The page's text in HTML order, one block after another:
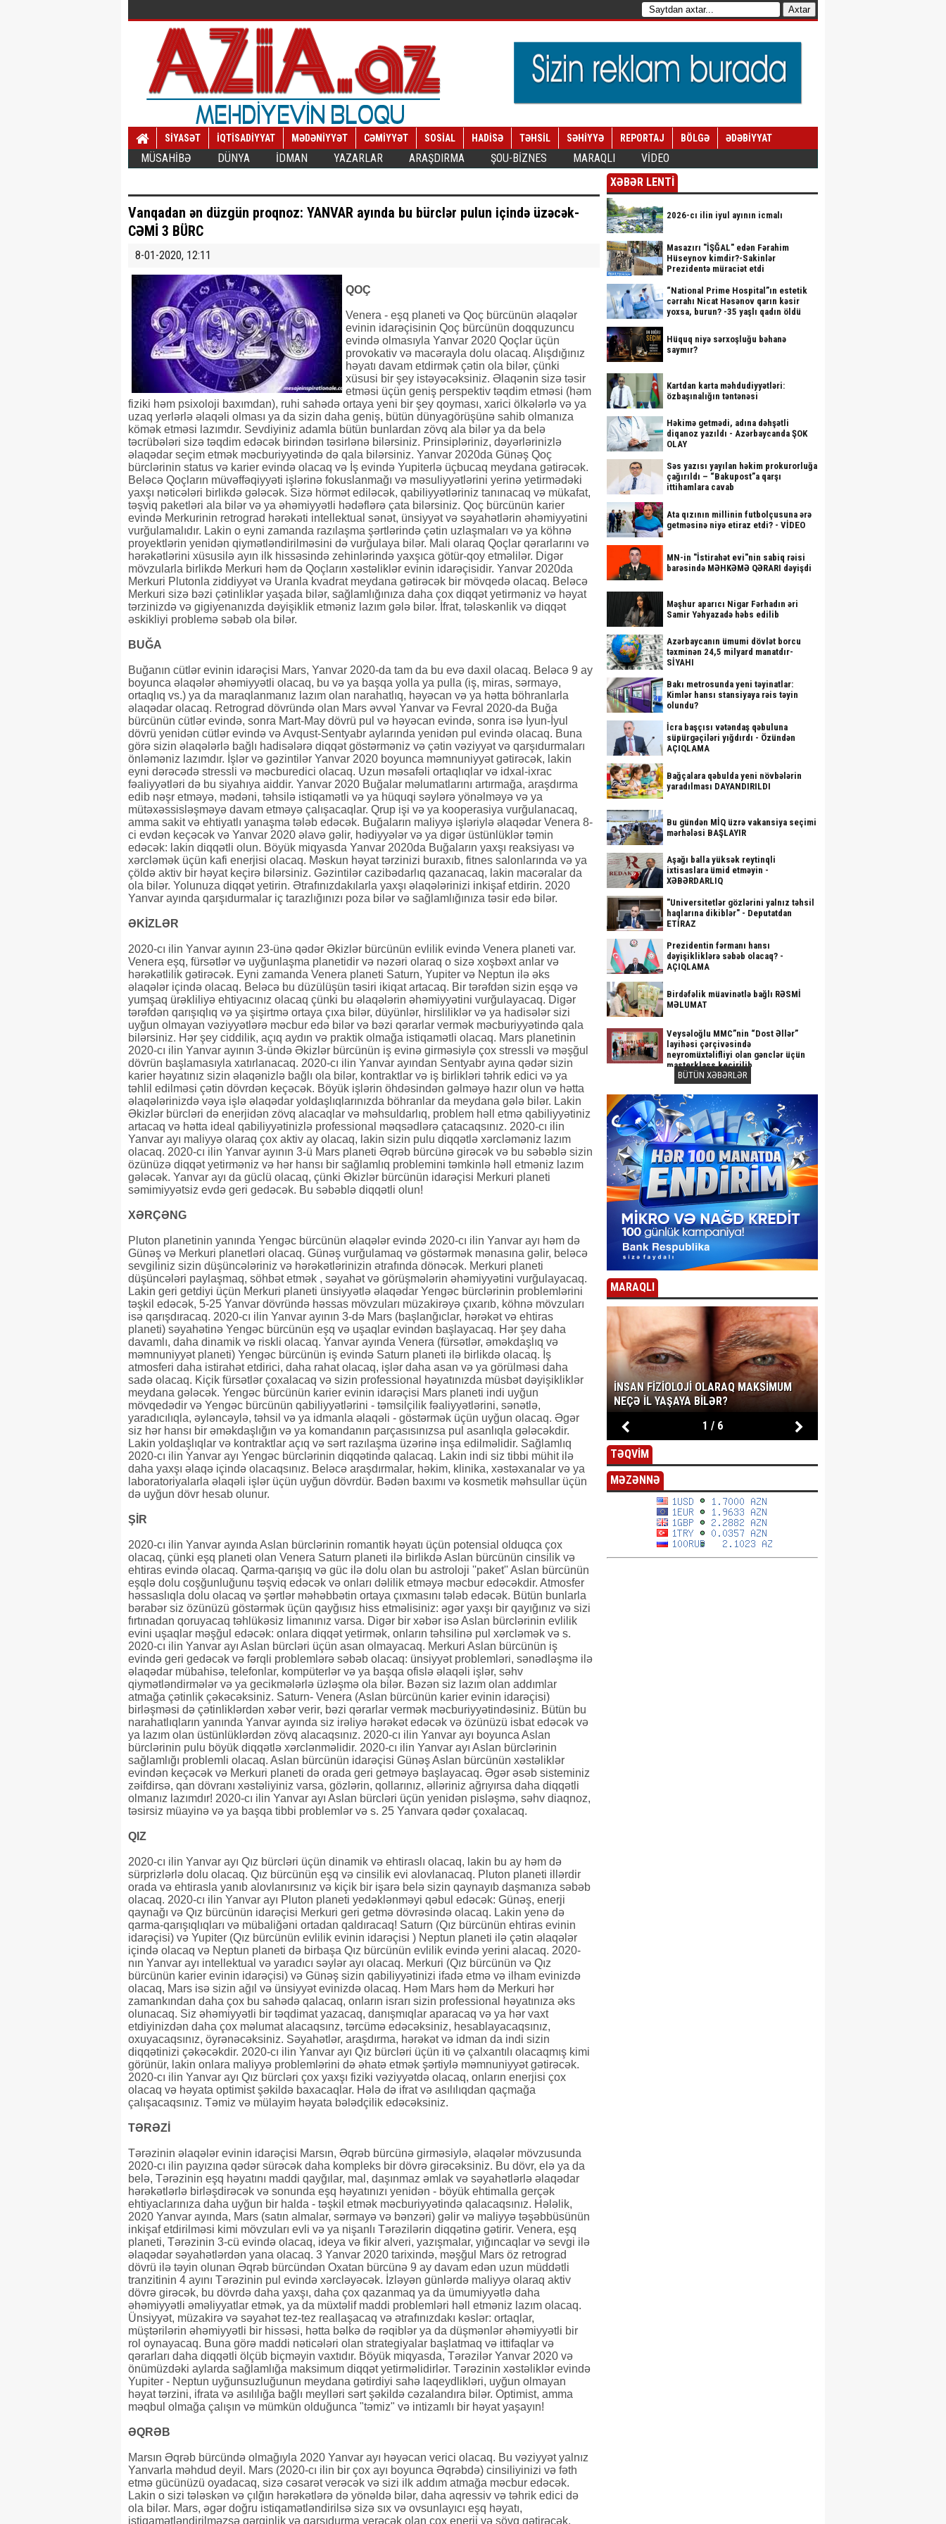
SİYASƏT İQTİSADİYYAT MƏDƏNİYYƏT CƏMİYYƏT SOSİAL HADİSƏ TƏHSİL SƏHİYYƏ REPORTAJ BÖLGƏ ƏDƏBİYYAT
MÜSAHİBƏ DÜNYA İDMAN YAZARLAR ARAŞDIRMA ŞOU-BİZNES MARAQLI VİDEO
Vanqadan ən düzgün proqnoz: YANVAR ayında bu bürclər pulun içində üzəcək-
CƏMİ 3 BÜRC
8-01-2020, 12:11
QOÇ
Venera - eşq planeti və Qoç bürcünün əlaqələr
evinin idarəçisinin Qoç bürcünün doqquzuncu
evində olmasıyla Yanvar 2020 Qoçlar üçün
provokativ və macərayla dolu olacaq. Alışdığınız
həyatı davam etdirmək çətin ola bilər, çünki
xüsusi bir şey istəyəcəksiniz. Əlaqənin sizə təsir
etməsi üçün geniş perspektiv təqdim etməsi (həm
fiziki həm psixoloji baxımdan), ruhi sahədə ortaya yeni bir şey qoyması, xarici ölkələrlə və ya
uzaq yerlərlə əlaqəli olması ya da sizin daha geniş, bütün dünyagörüşünə sahib olmanıza
kömək etməsi lazımdır. Sevdiyiniz adamla bütün bunlardan zövq ala bilər ya da belə
təcrübələri sizə təqdim edəcək birindən təsirlənə bilərsiniz. Prinsipləriniz, dəyərlərinizlə
əlaqədar seçim etmək məcburiyyətində də qala bilərsiniz. Yanvar 2020da Günəş Qoç
bürclərinin status və karier evində olacaq və İş evində Yupiterlə üçbucaq meydana gətirəcək.
Beləcə Qoçların müvəffəqiyyəti işlərinə fokuslanmağı və məsuliyyətlərini yerinə yetirmədəki
yaxşı nəticələri birlikdə gələcək. Sizə hörmət ediləcək, qabiliyyətləriniz tanınacaq və mükafat,
təşviq paketləri ala bilər və ya əhəmiyyətli hədəflərə çata bilərsiniz. Qoç bürcünün karier
evində Merkurinin retrograd hərəkəti intellektual sənət, ünsiyyət və səyahətlərin əhəmiyyətini
vurğulamalıdır. Lakin o eyni zamanda razılaşma şərtlərində çətin uzlaşmaları və ya köhnə
proyektlərin yenidən qiymətləndirilməsini də vurğulaya bilər. Mali olaraq Qoçlar qərarlarını və
hərəkətlərini xüsusilə ayın ilk hissəsində zehinlərində yaxşıca götür-qoy etməlilər. Digər
mövzularla birlikdə Merkuri həm də Qoçların xəstəliklər evinin idarəçisidir. Yanvar 2020da
Merkuri Plutonla ziddiyyət və Uranla kvadrat meydana gətirəcək bir mövqedə olacaq. Beləcə
Merkuri sizə bəzi çətinliklər yaşada bilər, sağlamlığınıza daha çox diqqət yetirməniz və həyat
tərzinizdə və gigiyenanızda dəyişiklik etməniz lazım gələ bilər. İfrat, tələskənlik və diqqət
əskikliyi problemə səbəb ola bilər.
BUĞA
Buğanın cütlər evinin idarəçisi Mars, Yanvar 2020-da tam da bu evə daxil olacaq. Beləcə 9 ay
boyunca əlaqələr əhəmiyyətli olacaq, bu və ya başqa yolla ya pulla (iş, miras, sərmayə,
ortaqlıq vs.) ya da maraqlanmanız lazım olan narahatlıq, həyəcan və ya hətta böhranlarla
əlaqədar olacaq. Retrograd dövründə olan Mars əvvəl Yanvar və Fevral 2020-da Buğa
bürcünün cütlər evində, sonra Mart-May dövrü pul və həyəcan evində, sonra isə İyun-İyul
dövrü yenidən cütlər evində və Avqust-Sentyabr aylarında yenidən pul evində olacaq. Buna
görə sizin əlaqələrlə bağlı hadisələrə diqqət göstərməniz və çətin vəziyyət və qarşıdurmaları
önləməniz lazımdır. İşlər və gəzintilər Yanvar 2020 boyunca məmnuniyyət gətirəcək, lakin
eyni dərəcədə stressli və məcburedici olacaq. Uzun məsafəli ortaqlıqlar və idxal-ixrac
fəaliyyətləri də bu siyahıya aiddir. Yanvar 2020 Buğalar məlumatlarını artırmağa, araşdırma
edib nəşr etməyə, mədəni, təhsilə istiqamətli və ya hüquqi səylərə yönəlməyə və ya
mütəxəssisləşməyə davam etməyə çalışacaqlar. Qrup işi və ya kooperasiya vurğulanacaq,
amma sakit və ehtiyatlı yanaşma tələb edəcək. Buğaların maliyyə işləriylə əlaqədar Venera 8-
ci evdən keçəcək və Yanvar 2020 əlavə gəlir, hədiyyələr və ya digər üstünlüklər təmin
edəcək: lakin diqqətli olun. Böyük miqyasda Yanvar 2020da Buğaların yaxşı reaksiyası və
xərcləmək üçün kafi enerjisi olacaq. Məskun həyat tərzinizi buraxıb, fitnes salonlarında və ya
çöldə aktiv bir həyat keçirə bilərsiniz. Gəzintilər cazibədarlıq qazanacaq, lakin macəralar da
ola bilər. Yolunuza diqqət yetirin. Ətrafınızdakılarla yaxşı əlaqələrinizi inkişaf etdirin. 2020
Yanvar ayında qarşıdurmalar iç tarazlığınızı poza bilər və sağlamlığınıza təsir edə bilər.
ƏKİZLƏR
2020-cı ilin Yanvar ayının 23-ünə qədər Əkizlər bürcünün evlilik evində Venera planeti var.
Venera eşq, fürsətlər və uyğunlaşma planetidir və nəzəri olaraq o sizə xoşbəxt anlar və
hərəkətlilik gətirəcək. Eyni zamanda Venera planeti Saturn, Yupiter və Neptun ilə əks
əlaqələr içində olacaq. Beləcə bu düzülüşün təsiri ikiqat artacaq. Bir tərəfdən sizin eşqə və
yumşaq ürəkliliyə ehtiyacınız olacaq çünki bu əlaqələrin əhəmiyyətini vurğulayacaq. Digər
tərəfdən qarışıqlıq və ya şişirtmə ortaya çıxa bilər, düyünlər, hirsliliklər və ya hadisələr sizi
uyğun olmayan vəziyyətlərə məcbur edə bilər və bəzi qərarlar vermək məcburiyyətində qala
bilərsiniz. Hər şey ciddilik, açıq aydın və praktik olmağa istiqamətli olacaq. Mars planetinin
2020-cı ilin Yanvar ayının 3-ündə Əkizlər bürcünün iş evinə girməsiylə çox stressli və məşğul
dövrün başlamasıyla xatırlanacaq. 2020-cı ilin Yanvar ayından Sentyabr ayına qədər sizin
karier həyatınız sizin əlaqənizlə bağlı ola bilər, kontraktlar və iş birlikləri təhrik edici və ya
təhlil edilməsi çətin dövrdən keçəcək. Böyük işlərin öhdəsindən gəlməyə hazır olun və hətta
əlaqələrinizdə vəya işlə əlaqədar yoldaşlıqlarınızda böhranlar da meydana gələ bilər. Lakin
Əkizlər bürcləri də enerjidən zövq alacaqlar və məhsuldarlıq, problem həll etmə qabiliyyətiniz
artacaq və hətta ideal qabiliyyətinizlə professional məqsədlərə çatacaqsınız. 2020-cı ilin
Yanvar ayı maliyyə olaraq çox aktiv ay olacaq, lakin sizin pulu diqqətlə xərcləməniz lazım
olacaq. 2020-cı ilin Yanvar ayının 3-ü Mars planeti Əqrəb bürcünə girəcək və bu səbəblə sizin
özünüzə diqqət yetirməniz və hər hansı bir sağlamlıq problemini təmkinlə həll etməniz lazım
gələcək. Yanvar ayı da güclü olacaq, çünki Əkizlər bürcünün idarəçisi Merkuri planeti
səmimiyyətsiz evdə geri gedəcək. Bu səbəblə diqqətli olun!
XƏRÇƏNG
Pluton planetinin yanında Yengəc bürcünün əlaqələr evində 2020-cı ilin Yanvar ayı həm də
Günəş və Merkuri planetləri olacaq. Günəş vurğulamaq və göstərmək mənasına gəlir, beləcə
sevgiliniz sizin düşüncələriniz və hərəkətlərinizin ətrafında dönəcək. Merkuri planeti
düşüncələri paylaşmaq, söhbət etmək , səyahət və görüşmələrin əhəmiyyətini vurğulayacaq.
Lakin geri getdiyi üçün Merkuri planeti ünsiyyətlə əlaqədar Yengəc bürclərinin problemlərini
təşkil edəcək, 5-25 Yanvar dövründə həssas mövzuları müzakirəyə çıxarıb, köhnə mövzuları
isə qarışdıracaq. 2020-cı ilin Yanvar ayının 3-də Mars (başlanğıclar, hərəkət və ehtiras
planeti) səyahətinə Yengəc bürcünün eşq və uşaqlar evindən başlayacaq. Hər şey daha
davamlı, daha dinamik və riskli olacaq. Yanvar ayında Venera (fürsətlər, əməkdaşlıq və
məmnuniyyət planeti) Yengəc bürcünün iş evində Saturn planeti ilə birlikdə olacaq. İş
atmosferi daha istirahət etdirici, daha rahat olacaq, işlər daha asan və ya görülməsi daha
sadə olacaq. Kiçik fürsətlər çoxalacaq və sizin professional həyatınızda müsbət dəyişikliklər
meydana gələcək. Yengəc bürcünün karier evinin idarəçisi Mars planeti indi uyğun
mövqedədir və Yengəc bürcünün qabiliyyətlərini - təmsilçilik fəaliyyətlərini, sənətlə,
yaradıcılıqla, əyləncəylə, təhsil və ya idmanla əlaqəli - göstərmək üçün uyğun olacaq. Əgər
siz hər hansı bir əməkdaşlığın və ya komandanın parçasısınızsa pul asanlıqla gələcəkdir.
Lakin yoldaşlıqlar və kontraktlar açıq və sərt razılaşma üzərinə inşa edilməlidir. Sağlamlıq
2020-cı ilin Yanvar ayı Yengəc bürclərinin diqqətində qalacaq. Lakin indi siz tibbi mühit ilə
daha yaxşı əlaqə içində olacaqsınız. Beləcə araşdırmalar, həkim, klinika, xəstəxanalar və ya
laboratoriyalarla əlaqəli işlər üçün uyğun dövrdür. Bədən baxımı və kosmetik məhsullar üçün
də uyğun dövr hesab olunur.
ŞİR
2020-cı ilin Yanvar ayında Aslan bürclərinin romantik həyatı üçün potensial olduqca çox
olacaq, çünki eşq planeti olan Venera Saturn planeti ilə birlikdə Aslan bürcünün cinsilik və
ehtiras evində olacaq. Qarma-qarışıq və güc ilə dolu olan bu astroloji ''paket'' Aslan bürcünün
eşqlə dolu coşğunluğunu təşviq edəcək və onları dəlilik etməyə məcbur edəcəkdir. Atmosfer
həssaslıqla dolu olacaq və şərtlər məhəbbətin ortaya çıxmasını tələb edəcək. Bütün bunlarla
bərabər siz özünüzü göstərmək üçün qayğısız hiss etməlisiniz: əgər yaxşı bir qayığınız və sizi
fırtınadan qoruyacaq təhlükəsiz limanınız varsa. Digər bir xəbər isə Aslan bürclərinin evlilik
evini uşaqlar məşğul edəcək: onlara diqqət yetirmək, onların təhsilinə pul xərcləmək və s.
2020-cı ilin Yanvar ayı Aslan bürcləri üçün asan olmayacaq. Merkuri Aslan bürcünün iş
evində geri gedəcək və fərqli problemlərə səbəb olacaq: ünsiyyət problemləri, sənədləşmə ilə
əlaqədar mübahisə, telefonlar, kompüterlər və ya başqa ofislə əlaqəli işlər, səhv
qiymətləndirmələr və ya gecikmələrlə üzləşmə ola bilər. Bəzən siz lazım olan addımlar
atmağa çətinlik çəkəcəksiniz. Saturn- Venera (Aslan bürcünün karier evinin idarəçisi)
birləşməsi də çətinliklərdən xəbər verir, bəzi qərarlar vermək məcburiyyətindəsiniz. Bütün bu
narahatlıqların yanında Yanvar ayında siz irəliyə hərəkət edəcək və özünüzü isbat edəcək və
ya lazım olan üstünlüklərdən zövq alacaqsınız. 2020-cı ilin Yanvar ayı boyunca Aslan
bürclərinin pulu böyük diqqətlə xərclənməlidir. 2020-cı ilin Yanvar ayı Aslan bürclərinin
sağlamlığı problemli olacaq. Aslan bürcünün idarəçisi Günəş Aslan bürcünün xəstəliklər
evindən keçəcək və Merkuri planeti də orada geri getməyə başlayacaq. Əgər əsəb sisteminiz
zəifdirsə, qan dövranı xəstəliyiniz varsa, gözlərin, qollarınız, əlləriniz ağrıyırsa daha diqqətli
olmanız lazımdır! 2020-cı ilin Yanvar ayı Aslan bürcləri üçün yenidən pisləşmə, səhv diaqnoz,
təsirsiz müayinə və ya başqa tibbi problemlər və s. 25 Yanvara qədər çoxalacaq.
QIZ
2020-cı ilin Yanvar ayı Qız bürcləri üçün dinamik və ehtiraslı olacaq, lakin bu ay həm də
sürprizlərlə dolu olacaq. Qız bürcünün eşq və cinsilik evi alovlanacaq. Pluton planeti illərdir
orada və ehtirasla yanıb alovlanırsınız və kiçik bir işarə belə sizin qaynayıb daşmanıza səbəb
olacaq. 2020-cı ilin Yanvar ayı Pluton planeti yedəklənməyi qəbul edəcək: Günəş, enerji
qaynağı və Qız bürcünün idarəçisi Merkuri geri getmə dövrəsində olacaq. Lakin yenə də
qarma-qarışıqlıqları və mübaliğəni ortadan qaldıracaq! Saturn (Qız bürcünün ehtiras evinin
idarəçisi) və Yupiter (Qız bürcünün evlilik evinin idarəçisi ) Neptun planeti ilə çətin əlaqələr
içində olacaq və Neptun planeti də birbaşa Qız bürcünün evlilik evində yerini alacaq. 2020-
nın Yanvar ayı intellektual və yaradıcı səylər ayı olacaq. Merkuri (Qız bürcünün və Qız
bürcünün karier evinin idarəçisi) və Günəş sizin qabiliyyətinizi ifadə etmə və ilham evinizdə
olacaq, Mars isə sizin ağıl və ünsiyyət evinizdə olacaq. Həm Mars həm də Merkuri hər
zamankından daha çox bu sahədə qalacaq, onların israrı sizin professional həyatınıza əks
olunacaq. Siz əhəmiyyətli bir təqdimat yazacaq, danışmıqlar aparacaq və ya hər vaxt
etdiyinizdən daha çox məlumat alacaqsınz, tərcümə edəcəksiniz, hesablayacaqsınız,
oxuyacaqsınız, öyrənəcəksiniz. Səyahətlər, araşdırma, hərəkət və idman da indi sizin
diqqətinizi çəkəcəkdir. 2020-cı ilin Yanvar ayı Qız bürcləri üçün iti və çalxantılı olacaqmış kimi
görünür, lakin onlara maliyyə problemlərini də əhatə etmək şərtiylə məmnuniyyət gətirəcək.
2020-cı ilin Yanvar ayı Qız bürcləri çox yaxşı fiziki vəziyyətdə olacaq, onların enerjisi çox
olacaq və həyata optimist şəkildə baxacaqlar. Hələ də ifrat və asılılıqdan qaçmağa
çalışacaqsınız. Təmiz və mülayim həyata bələdçilik edəcəksiniz.
TƏRƏZİ
Tərəzinin əlaqələr evinin idarəçisi Marsın, Əqrəb bürcünə girməsiylə, əlaqələr mövzusunda
2020-cı ilin payızına qədər sürəcək daha kompleks bir dövrə girəcəksiniz. Bu dövr, elə ya da
belə, Tərəzinin eşq həyatını maddi qayğılar, mal, daşınmaz əmlak və səyahətlərlə əlaqədar
hərəkətlərlə birləşdirəcək və sonunda eşq həyatınızı yenidən - böyük ehtimalla gerçək
ehtiyaclarınıza daha uyğun bir halda - təşkil etmək məcburiyyətində qalacaqsınız. Hələlik,
2020 Yanvar ayında, Mars (satın almalar, sərmayə və bənzəri) gəlir və maliyyə təşəbbüsünün
inkişaf etdirilməsi kimi mövzuları evli və ya nişanlı Tərəzilərin diqqətinə gətirir. Venera, eşq
planeti, Tərəzinin 3-cü evində olacaq, ideya və fikir alveri, yazışmalar, yığıncaqlar və sevgi ilə
əlaqədar səyahətlərdən yana olacaq. 3 Yanvar 2020 tarixində, məşğul Mars öz retrograd
dövrü ilə təyin olunan Əqrəb bürcündən Oxatan bürcünə 9 ay davam edən uzun müddətli
tranzitinin 4 ayını Tərəzinin pul evində xərcləyəcək. İzləyən günlərdə maliyyə olaraq aktiv
dövrə girəcək, bu dövrdə daha yaxşı, daha çox qazanmaq ya da ümumiyyətlə daha
əhəmiyyətli əməliyyatlar etmək, ya da müxtəlif maddi problemləri həll etməniz lazım olacaq.
Ünsiyyət, müzakirə və səyahət tez-tez reallaşacaq və ətrafınızdakı kəslər: ortaqlar,
müştərilərin əhəmiyyətli bir hissəsi, hətta bəlkə də rəqiblər ya da düşmənlər əhəmiyyətli bir
rol oynayacaq. Buna görə maddi nəticələri olan strategiyalar başlatmaq və ittifaqlar və
qərarları daha diqqətli ölçüb biçməyin vaxtıdır. Böyük miqyasda, Tərəzilər Yanvar 2020 və
önümüzdəki aylarda sağlamlığa maksimum diqqət yetirməlidirlər. Tərəzinin xəstəliklər evində
Yupiter - Neptun uyğunsuzluğunun meydana gətirdiyi sahə laqeydlikləri, uyğun olmayan
həyat tərzini, ifrata və asılılığa bağlı meylləri sərt şəkildə cəzalandıra bilər. Optimist, amma
məqbul olmağa çalışın və mümkün olduğunca "təmiz" və intizamlı bir həyat yaşayın!
ƏQRƏB
Marsın Əqrəb bürcündə olmağıyla 2020 Yanvar ayı həyəcan verici olacaq. Bu vəziyyət yalnız
Yanvarla məhdud deyil. Mars (2020-cı ilin bir çox ayı boyunca Əqrəbdə) cinsiliyinizi və fəth
etmə gücünüzü oyadacaq, sizə cəsarət verəcək və sizi ilk addım atmağa məcbur edəcək.
Lakin o sizi tələskən və çılğın hərəkətlərə də yönəldə bilər, daha aqressiv və təhrik edici də
ola bilər. Mars, əgər doğru istiqamətləndirilsə sizə sıx və ovsunlayıcı eşq həyatı,
istiqamətləndirilməzsə gərginlik və qarşıdurma verəcək olan çox enerji və şövq gətirəcək.
XƏBƏR LENTİ
2026-cı ilin iyul ayının icmalı
Masazırı "İŞĞAL" edən Fərahim
Hüseynov kimdir?-Sakinlər
Prezidentə müraciət etdi
“National Prime Hospital”ın estetik
cərrahı Nicat Həsənov qarın kəsir
yoxsa, burun? -35 yaşlı qadın öldü
Hüquq niyə sərxoşluğu bəhanə
saymır?
Kartdan karta məhdudiyyətləri:
özbaşınalığın təntənəsi
Həkimə getmədi, adına dəhşətli
diqanoz yazıldı - Azərbaycanda ŞOK
OLAY
Səs yazısı yayılan həkim prokurorluğa
çağırıldı – “Bakupost”a qarşı
ittihamlara cavab
Ata qızının millinin futbolçusuna ərə
getməsinə niyə etiraz etdi? - VİDEO
MN-in "İstirahət evi"nin sabiq rəisi
barəsində MƏHKƏMƏ QƏRARI dəyişdi
Məşhur aparıcı Nigar Fərhadın əri
Samir Yəhyazadə həbs edilib
Azərbaycanın ümumi dövlət borcu
təxminən 24,5 milyard manatdır-
SİYAHI
Bakı metrosunda yeni təyinatlar:
Kimlər hansı stansiyaya rəis təyin
olundu?
İcra başçısı vətəndaş qəbuluna
süpürgəçiləri yığdırdı - Özündən
AÇIQLAMA
Bağçalara qəbulda yeni növbələrin
yaradılması DAYANDIRILDI
Bu gündən MİQ üzrə vakansiya seçimi
mərhələsi BAŞLAYIR
Aşağı balla yüksək reytinqli
ixtisaslara ümid etməyin -
XƏBƏRDARLIQ
"Universitetlər gözlərini yalnız təhsil
haqlarına dikiblər" - Deputatdan
ETİRAZ
Prezidentin fərmanı hansı
dəyişikliklərə səbəb olacaq? -
AÇIQLAMA
Birdəfəlik müavinətlə bağlı RƏSMİ
MƏLUMAT
Veysəloğlu MMC”nin “Dost Əllər”
layihəsi çərçivəsində
neyromüxtəlifliyi olan gənclər üçün
masterklass keçirilib
BÜTÜN XƏBƏRLƏR
MARAQLI
İNSAN FIZIOLOJI OLARAQ MAKSIMUM
NEÇƏ IL YAŞAYA BILƏR?
1 / 6
TƏQVİM
MƏZƏNNƏ